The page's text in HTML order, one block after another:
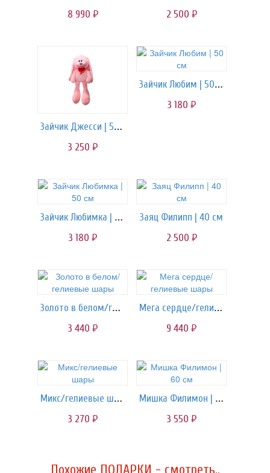
8 990 руб. 2 500 руб.
Зайчик Джесси | 55 см
3 250 руб.
Зайчик Любим | 50 см
3 180 руб.
Зайчик Любимка | 50 см
3 180 руб.
Заяц Филипп | 40 см
2 500 руб.
Золото в белом/гелиевые шары
3 440 руб.
Мега сердце/гелиевые шары
9 440 руб.
Микс/гелиевые шары
3 270 руб.
Мишка Филимон | 60 см
3 550 руб.